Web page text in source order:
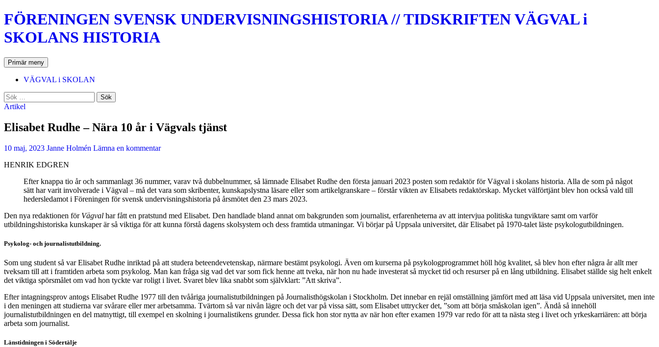
Hoppa
till
innehåll
FÖRENINGEN SVENSK UNDERVISNINGSHISTORIA // TIDSKRIFTEN VÄGVAL i
SKOLANS HISTORIA
SökPrimär meny
VÄGVAL i SKOLAN
Sök
efter:
Artikel
Elisabet Rudhe – Nära 10 år i Vägvals tjänst
10 maj, 2023 Janne Holmén Lämna en kommentar
HENRIK EDGREN
Efter knappa tio år och sammanlagt 36 nummer, varav två dubbelnummer, så lämnade Elisabet Rudhe den första januari 2023 posten som redaktör för Vägval i skolans historia. Alla de som på något
sätt har varit involverade i Vägval – må det vara som skribenter, kunskapslystna läsare eller som artikelgranskare – förstår vikten av Elisabets redaktörskap. Mycket välförtjänt blev hon också vald till
hedersledamot i Föreningen för svensk undervisningshistoria på årsmötet den 23 mars 2023.
Den nya redaktionen för Vägval har fått en pratstund med Elisabet. Den handlade bland annat om bakgrunden som journalist, erfarenheterna av att intervjua politiska tungviktare samt om varför
utbildningshistoriska kunskaper är så viktiga för att kunna förstå dagens skolsystem och dess framtida utmaningar. Vi börjar på Uppsala universitet, där Elisabet på 1970-talet läste psykologutbildningen.
Psykolog- och journalistutbildning.
Som ung student så var Elisabet Rudhe inriktad på att studera beteendevetenskap, närmare bestämt psykologi. Även om kurserna på psykologprogrammet höll hög kvalitet, så blev hon efter några år allt mer
tveksam till att i framtiden arbeta som psykolog. Man kan fråga sig vad det var som fick henne att tveka, när hon nu hade investerat så mycket tid och resurser på en lång utbildning. Elisabet ställde sig helt enkelt
det viktiga spörsmålet om vad hon tyckte var roligt i livet. Svaret blev lika snabbt som självklart: ”Att skriva”.
Efter intagningsprov antogs Elisabet Rudhe 1977 till den tvååriga journalistutbildningen på Journalisthögskolan i Stockholm. Det innebar en rejäl omställning jämfört med att läsa vid Uppsala universitet, men inte
i den meningen att studierna var svårare eller mer arbetsamma. Tvärtom så var nivån lägre och det var på vissa sätt, som Elisabet uttrycker det, ”som att börja småskolan igen”. Ändå så innehöll
journalistutbildningen en del matnyttigt, till exempel en skolning i journalistikens grunder. Dessa fick hon stor nytta av när hon efter examen 1979 var redo för att ta nästa steg i livet och yrkeskarriären: att börja
arbeta som journalist.
Länstidningen i Södertälje